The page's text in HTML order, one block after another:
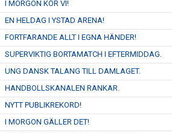
I MORGON KÖR VI!
EN HELDAG I YSTAD ARENA!
FORTFARANDE ALLT I EGNA HÄNDER!
SUPERVIKTIG BORTAMATCH I EFTERMIDDAG.
UNG DANSK TALANG TILL DAMLAGET.
HANDBOLLSKANALEN RANKAR.
NYTT PUBLIKREKORD!
I MORGON GÄLLER DET!